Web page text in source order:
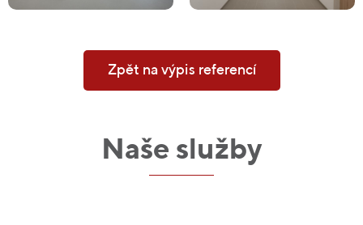
Zpět na výpis referencí
Naše služby